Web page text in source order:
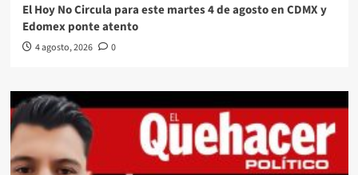
El Hoy No Circula para este martes 4 de agosto en CDMX y
Edomex ponte atento
4 agosto, 2026 0